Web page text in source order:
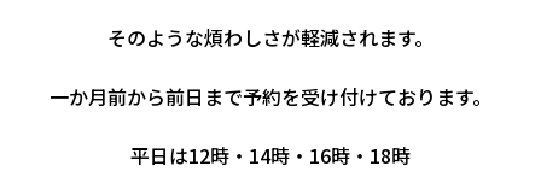
そのような煩わしさが軽減されます。
一か月前から前日まで予約を受け付けております。
平日は12時・14時・16時・18時